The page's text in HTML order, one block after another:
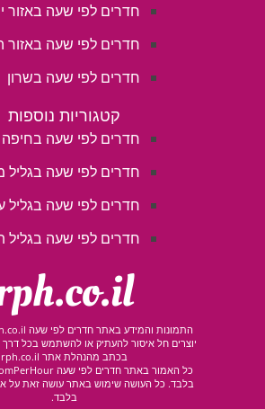
חדרים לפי שעה באזור
חדרים לפי שעה
חדרים לפי שעה בשרון
קטגוריות נוספות
חדרים לפי שעה בחיפה
חדרים לפי שעה בגליל
חדרים לפי שעה בגליל
חדרים לפי שעה בגליל
יוצרים חל איסור להעתיק או להשתמש בכל
בכתב מהנהלת אתר rph.co.il
בלבד. כל העושה שימוש באתר עושה זאת על
בלבד.